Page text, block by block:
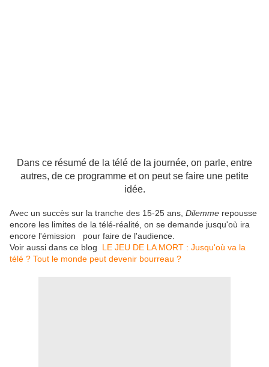
Dans ce résumé de la télé de la journée, on parle, entre
autres, de ce programme et on peut se faire une petite
idée.
Avec un succès sur la tranche des 15-25 ans, Dilemme repousse
encore les limites de la télé-réalité, on se demande jusqu'où ira
encore l'émission
pour faire de l'audience.
Voir aussi dans ce blog LE JEU DE LA MORT : Jusqu'où va la
télé ? Tout le monde peut devenir bourreau ?